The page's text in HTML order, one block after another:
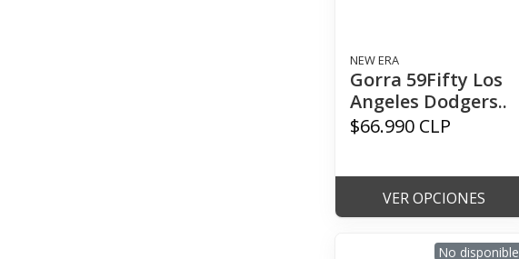
NEW ERA
Gorra 59Fifty Los
Angeles Dodgers..
$66.990 CLP
VER OPCIONES
No disponible